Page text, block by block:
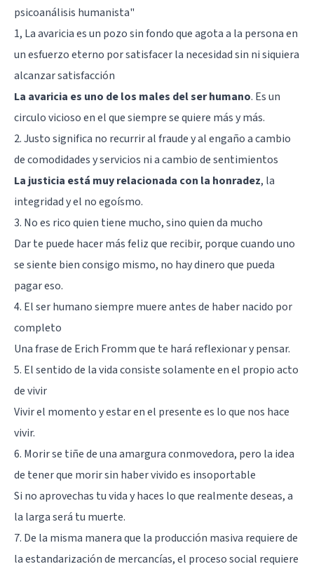
psicoanálisis humanista"
1, La avaricia es un pozo sin fondo que agota a la persona en
un esfuerzo eterno por satisfacer la necesidad sin ni siquiera
alcanzar satisfacción
La avaricia es uno de los males del ser humano. Es un
circulo vicioso en el que siempre se quiere más y más.
2. Justo significa no recurrir al fraude y al engaño a cambio
de comodidades y servicios ni a cambio de sentimientos
La justicia está muy relacionada con la honradez, la
integridad y el no egoísmo.
3. No es rico quien tiene mucho, sino quien da mucho
Dar te puede hacer más feliz que recibir, porque cuando uno
se siente bien consigo mismo, no hay dinero que pueda
pagar eso.
4. El ser humano siempre muere antes de haber nacido por
completo
Una frase de Erich Fromm que te hará reflexionar y pensar.
5. El sentido de la vida consiste solamente en el propio acto
de vivir
Vivir el momento y estar en el presente es lo que nos hace
vivir.
6. Morir se tiñe de una amargura conmovedora, pero la idea
de tener que morir sin haber vivido es insoportable
Si no aprovechas tu vida y haces lo que realmente deseas, a
la larga será tu muerte.
7. De la misma manera que la producción masiva requiere de
la estandarización de mercancías, el proceso social requiere